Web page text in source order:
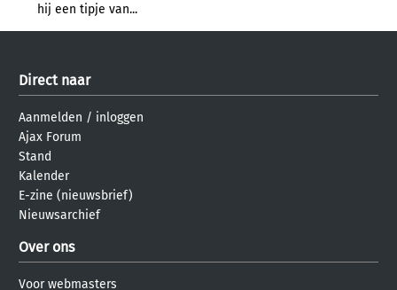
hij een tipje van...
Direct naar
Aanmelden / inloggen
Ajax Forum
Stand
Kalender
E-zine (nieuwsbrief)
Nieuwsarchief
Over ons
Voor webmasters